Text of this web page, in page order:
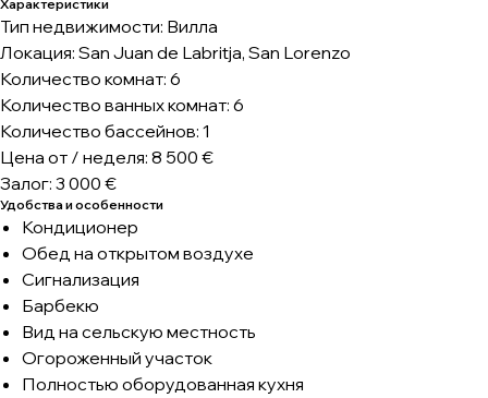
Характеристики
Тип недвижимости: Вилла
Локация: San Juan de Labritja, San Lorenzo
Количество комнат: 6
Количество ванных комнат: 6
Количество бассейнов: 1
Цена от / неделя: 8 500 €
Залог: 3 000 €
Удобства и особенности
Кондиционер
Обед на открытом воздухе
Сигнализация
Барбекю
Вид на сельскую местность
Огороженный участок
Полностью оборудованная кухня